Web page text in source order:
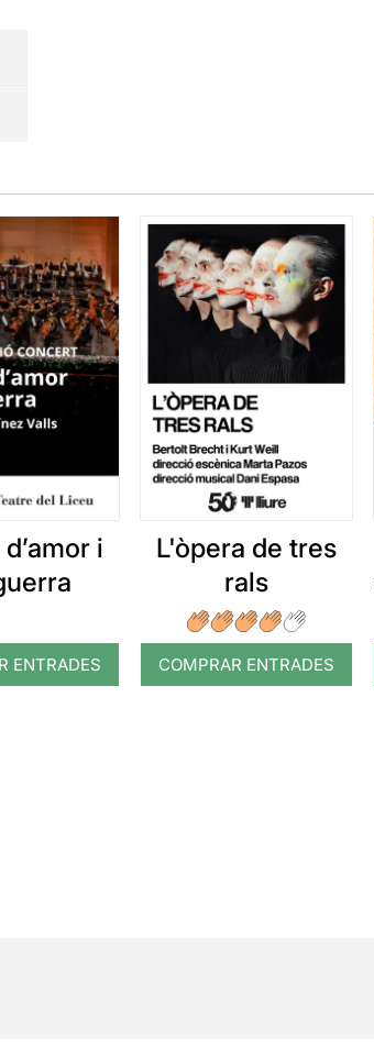
i
ENTRADES
L'òpera de tres
rals
COMPRAR ENTRADES